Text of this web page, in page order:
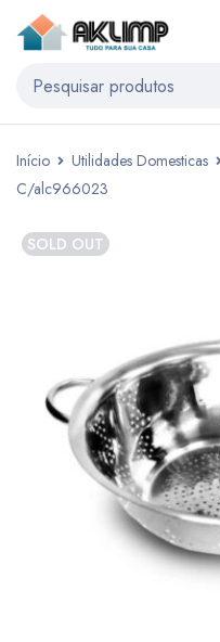
Início Utilidades Domesticas
C/alc966023
SOLD OUT